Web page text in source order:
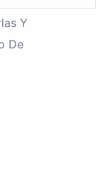
Y
De